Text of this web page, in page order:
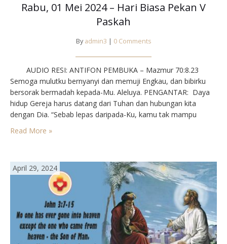
Rabu, 01 Mei 2024 – Hari Biasa Pekan V
Paskah
By admin3 | 0 Comments
AUDIO RESI: ANTIFON PEMBUKA – Mazmur 70:8.23⁣
Semoga mulutku bernyanyi dan memuji Engkau, dan bibirku
bersorak bermadah kepada-Mu. Aleluya.⁣⁣ PENGANTAR⁣: Daya
hidup Gereja harus datang dari Tuhan dan hubungan kita
dengan Dia. “Sebab lepas daripada-Ku, kamu tak mampu
berbuat sesuatu,” kata Yesus. Benarkah kita bersatu dengan
Read More »
April 29, 2024